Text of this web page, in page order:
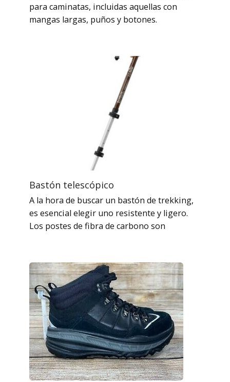
para caminatas, incluidas aquellas con
mangas largas, puños y botones.
Bastón telescópico
A la hora de buscar un bastón de trekking,
es esencial elegir uno resistente y ligero.
Los postes de fibra de carbono son